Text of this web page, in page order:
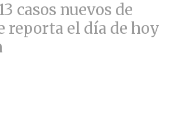
casos nuevos de
reporta el día de hoy